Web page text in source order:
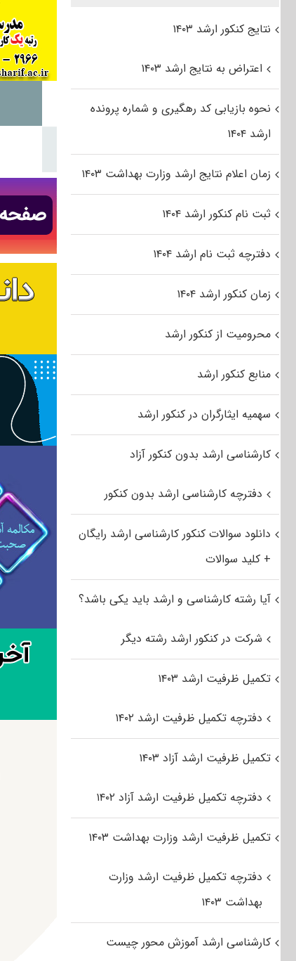
نتایج کنکور ارشد ۱۴۰۳
اعتراض به نتایج ارشد ۱۴۰۳
نحوه بازیابی کد رهگیری و شماره پرونده
ارشد ۱۴۰۴
زمان اعلام نتایج ارشد وزارت بهداشت ۱۴۰۳
ثبت نام کنکور ارشد ۱۴۰۴
دفترچه ثبت نام ارشد ۱۴۰۴
زمان کنکور ارشد ۱۴۰۴
محرومیت از کنکور ارشد
منابع کنکور ارشد
سهمیه ایثارگران در کنکور ارشد
کارشناسی ارشد بدون کنکور آزاد
دفترچه کارشناسی ارشد بدون کنکور
دانلود سوالات کنکور کارشناسی ارشد رایگان
+ کلید سوالات
آیا رشته کارشناسی و ارشد باید یکی باشد؟
شرکت در کنکور ارشد رشته دیگر
تکمیل ظرفیت ارشد ۱۴۰۳
دفترچه تکمیل ظرفیت ارشد ۱۴۰۲
تکمیل ظرفیت ارشد آزاد ۱۴۰۳
دفترچه تکمیل ظرفیت ارشد آزاد ۱۴۰۲
تکمیل ظرفیت ارشد وزارت بهداشت ۱۴۰۳
دفترچه تکمیل ظرفیت ارشد وزارت
بهداشت ۱۴۰۳
کارشناسی ارشد آموزش محور چیست